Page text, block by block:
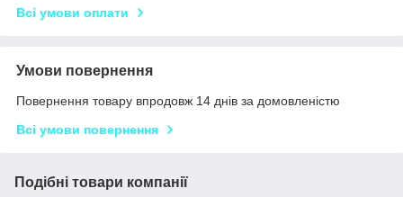
Всі умови оплати
Умови повернення
Повернення товару впродовж 14 днів за домовленістю
Всі умови повернення
Подібні товари компанії